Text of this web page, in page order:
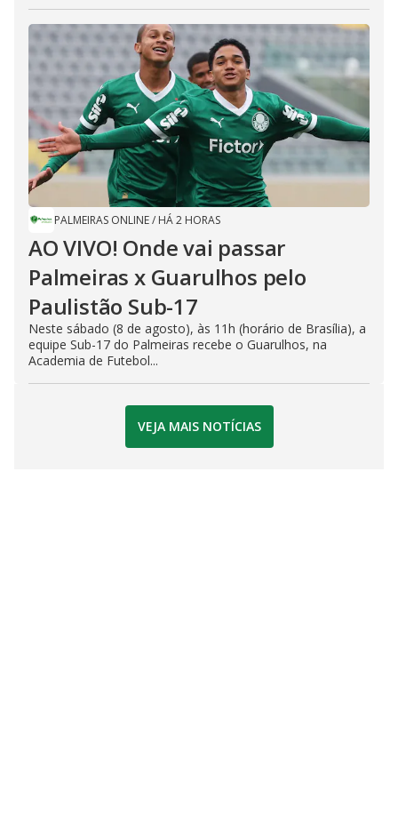
PALMEIRAS ONLINE/ HÁ 2 HORAS
AO VIVO! Onde vai passar
Palmeiras x Guarulhos pelo
Paulistão Sub-17
Neste sábado (8 de agosto), às 11h (horário de Brasília), a
equipe Sub-17 do Palmeiras recebe o Guarulhos, na
Academia de Futebol...
VEJA MAIS NOTÍCIAS